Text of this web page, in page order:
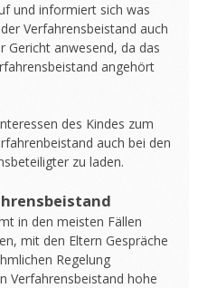
und informiert sich was
Verfahrensbeistand auch
Gericht anwesend, da das
angehört
des Kindes zum
auch bei den
zu laden.
in den meisten Fällen
mit den Eltern Gespräche
Regelung
Verfahrensbeistand hohe